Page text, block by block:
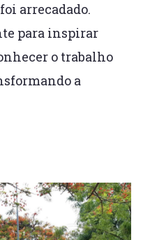
arrecadado.
para inspirar
o trabalho
a